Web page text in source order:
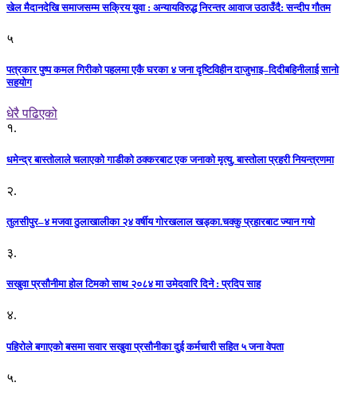
खेल मैदानदेखि समाजसम्म सक्रिय युवा : अन्यायविरुद्ध निरन्तर आवाज उठाउँदै: सन्दीप गौतम
५
पत्रकार पुष्प कमल गिरीको पहलमा एकै घरका ४ जना दृष्टिविहीन दाजुभाइ–दिदीबहिनीलाई सानो
सहयोग
धेरै पढिएको
१.
धमेन्द्र बास्तोलाले चलाएको गाडीको ठक्करबाट एक जनाको मृत्यु, बास्तोला प्रहरी नियन्त्रणमा
२.
तुलसीपुर–४ मजवा ठुलाखालीका २४ वर्षीय गोरखलाल खड्का.चक्कु प्रहारबाट ज्यान गयो
३.
सखुवा प्रसौनीमा होल टिमको साथ २०८४ मा उमेदवारि दिने : प्रदिप साह
४.
पहिराेले बगाएकाे बसमा सवार सखुवा प्रसाैनीका दुई कर्मचारी सहित ५ जना वेपता
५.